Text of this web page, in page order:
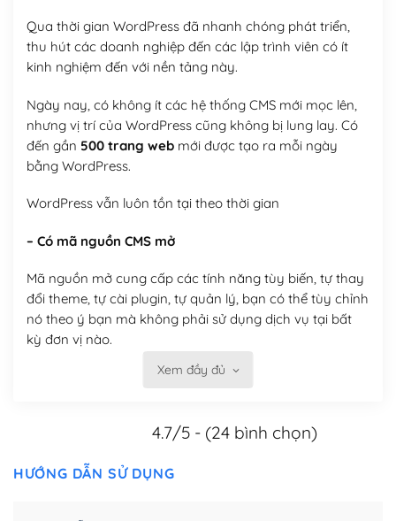
Qua thời gian WordPress đã nhanh chóng phát triển,
thu hút các doanh nghiệp đến các lập trình viên có ít
kinh nghiệm đến với nền tảng này.
Ngày nay, có không ít các hệ thống CMS mới mọc lên,
nhưng vị trí của WordPress cũng không bị lung lay. Có
đến gần 500 trang webmới được tạo ra mỗi ngày
bằng WordPress.
WordPress vẫn luôn tồn tại theo thời gian
– Có mã nguồn CMS mở
Mã nguồn mở cung cấp các tính năng tùy biến, tự thay
đổi theme, tự cài plugin, tự quản lý, bạn có thể tùy chỉnh
nó theo ý bạn mà không phải sử dụng dịch vụ tại bất
kỳ đơn vị nào.
Việc của bạn là đăng ký một tên miền và hosting để
Có thể tùy biến trên website WordPress
– Thân thiện với công cụ tìm kiếm
Xem đầy đủ
4.7/5 - (24 bình chọn)
HƯỚNG DẪN SỬ DỤNG